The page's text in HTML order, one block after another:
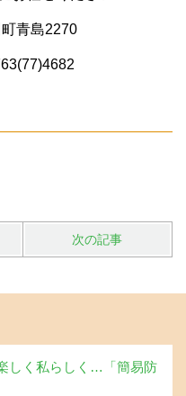
青島2270
次の記事
しく私らしく…「簡易防